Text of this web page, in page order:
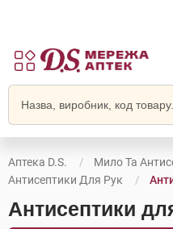
Аптека D.S.
Мило Та
Антисептики Для Рук
Антисептики